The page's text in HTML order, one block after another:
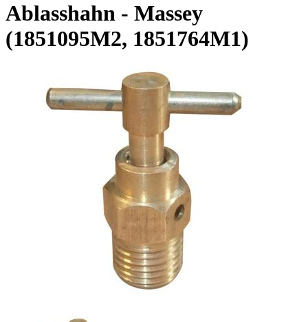
Ablasshahn - Massey
(1851095M2, 1851764M1)